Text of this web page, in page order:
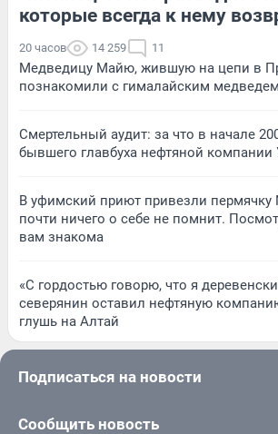
которые всегда к нему
20 часов 14 259 11
Медведицу Майю, жившую на цепи в
познакомили с гималайским
Смертельный аудит: за что в начале
бывшего главбуха нефтяной
В уфимский приют привезли пермячку
почти ничего о себе не помнит.
вам знакома
«С гордостью говорю, что я
северянин оставил нефтяную
глушь на Алтай
Подписаться на новости
Сообщить новость